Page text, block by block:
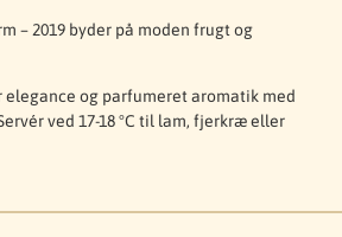
– 2019 byder på moden frugt og
elegance og parfumeret aromatik med
ved 17-18 °C til lam, fjerkræ eller